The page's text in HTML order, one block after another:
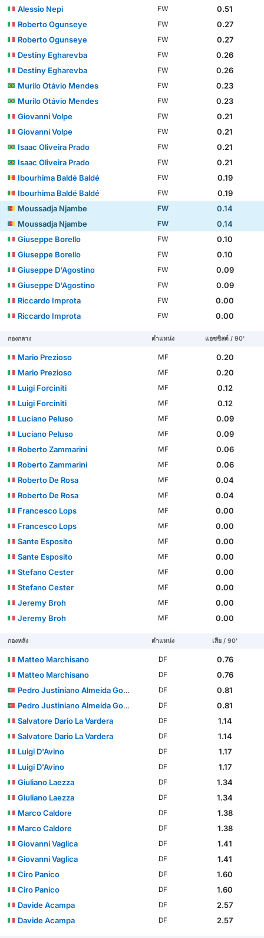
Alessio Nepi FW
0.51
Roberto Ogunseye
FW
0.27
Roberto Ogunseye
FW
0.27
Destiny Egharevba
FW
0.26
Destiny Egharevba
FW
0.26
Murilo Otávio Mendes
FW
0.23
Murilo Otávio Mendes
FW
0.23
Giovanni Volpe
FW
0.21
Giovanni Volpe
FW
0.21
Isaac Oliveira Prado
FW
0.21
Isaac Oliveira Prado
FW
0.21
Ibourhima Baldé Baldé
FW
0.19
Ibourhima Baldé Baldé
FW
0.19
Moussadja Njambe
FW
0.14
Moussadja Njambe
FW
0.14
Giuseppe Borello
FW
0.10
Giuseppe Borello
FW
0.10
Giuseppe D'Agostino
FW
0.09
Giuseppe D'Agostino
FW
0.09
Riccardo Improta
FW
0.00
Riccardo Improta
FW 0.00
กองกลาง ตำแหน่ง แอซซิสต์ / 90'
Mario Prezioso MF
0.20
Mario Prezioso
MF
0.20
Luigi Forciniti
MF
0.12
Luigi Forciniti
MF
0.12
Luciano Peluso
MF
0.09
Luciano Peluso
MF
0.09
Roberto Zammarini
MF
0.06
Roberto Zammarini
MF
0.06
Roberto De Rosa
MF
0.04
Roberto De Rosa
MF
0.04
Francesco Lops
MF
0.00
Francesco Lops
MF
0.00
Sante Esposito
MF
0.00
Sante Esposito
MF
0.00
Stefano Cester
MF
0.00
Stefano Cester
MF
0.00
Jeremy Broh
MF
0.00
Jeremy Broh
MF 0.00
กองหลัง ตำแหน่ง เสีย / 90'
Matteo Marchisano DF
0.76
Matteo Marchisano
DF
0.76
Pedro Justiniano Almeida Gomes
DF
0.81
Pedro Justiniano Almeida Gomes
DF
0.81
Salvatore Dario La Vardera
DF
1.14
Salvatore Dario La Vardera
DF
1.14
Luigi D'Avino
DF
1.17
Luigi D'Avino
DF
1.17
Giuliano Laezza
DF
1.34
Giuliano Laezza
DF
1.34
Marco Caldore
DF
1.38
Marco Caldore
DF
1.38
Giovanni Vaglica
DF
1.41
Giovanni Vaglica
DF
1.41
Ciro Panico
DF
1.60
Ciro Panico
DF
1.60
Davide Acampa
DF
2.57
Davide Acampa
DF 2.57